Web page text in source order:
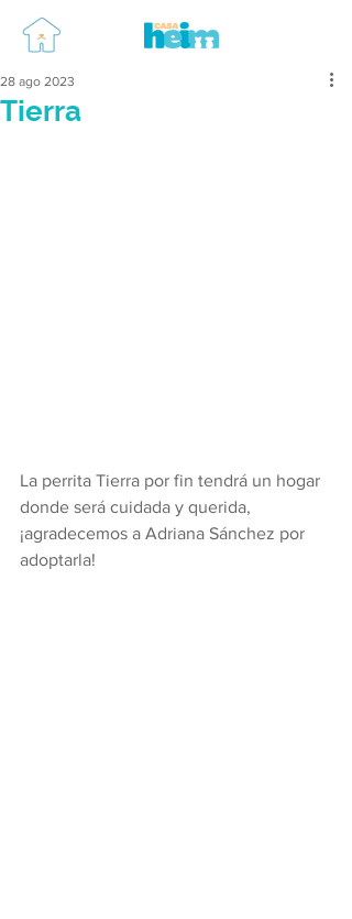
Tierra
28 ago 2023
La perrita Tierra por fin tendrá un hogar
donde será cuidada y querida,
¡agradecemos a Adriana Sánchez por
adoptarla!